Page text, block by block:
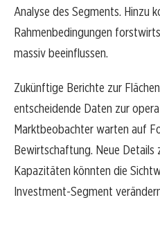
Analyse des Segments. Hinzu
Rahmenbedingungen
massiv beeinflussen.
Zukünftige Berichte zur
entscheidende Daten zur
Marktbeobachter warten auf
Bewirtschaftung. Neue Details
Kapazitäten könnten die
Investment-Segment